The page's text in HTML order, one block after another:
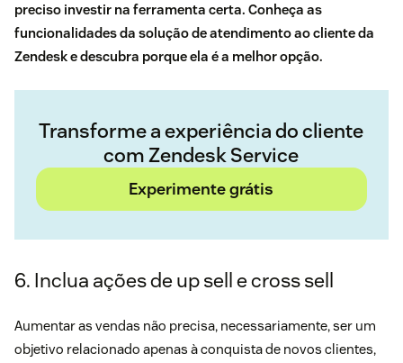
preciso investir na ferramenta certa. Conheça as
funcionalidades da solução de atendimento ao cliente da
Zendesk e descubra porque ela é a melhor opção.
Transforme a experiência do cliente
com Zendesk Service
Experimente grátis
6. Inclua ações de up sell e cross sell
Aumentar as vendas não precisa, necessariamente, ser um
objetivo relacionado apenas à conquista de novos clientes,